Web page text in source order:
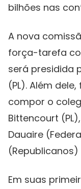
bilhões nas
A nova
força-tarefa
será presidida
(PL). Além
compor o
Bittencourt
Dauaire
(Republicanos)
Em suas